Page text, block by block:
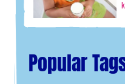
Popular